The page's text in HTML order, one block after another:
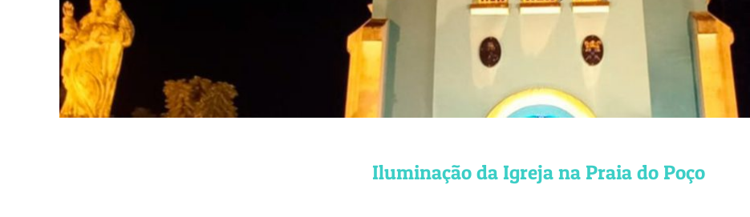
Iluminação da Igreja na Praia do Poço